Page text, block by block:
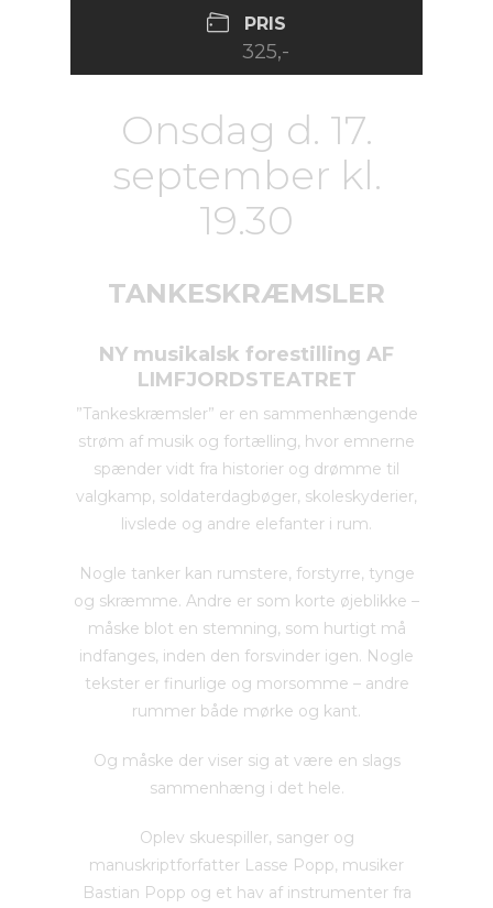
PRIS
325,-
Onsdag d. 17.
september kl.
19.30
TANKESKRÆMSLER
NY musikalsk forestilling AF
LIMFJORDSTEATRET
”Tankeskræmsler” er en sammenhængende
strøm af musik og fortælling, hvor emnerne
spænder vidt fra historier og drømme til
valgkamp, soldaterdagbøger, skoleskyderier,
livslede og andre elefanter i rum.
Nogle tanker kan rumstere, forstyrre, tynge
og skræmme. Andre er som korte øjeblikke –
måske blot en stemning, som hurtigt må
indfanges, inden den forsvinder igen. Nogle
tekster er finurlige og morsomme – andre
rummer både mørke og kant.
Og måske der viser sig at være en slags
sammenhæng i det hele.
Oplev skuespiller, sanger og
manuskriptforfatter Lasse Popp, musiker
Bastian Popp og et hav af instrumenter fra